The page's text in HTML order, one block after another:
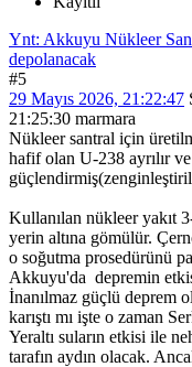
Ynt: Akkuyu Nükleer
depolanacak
#5
29 Mayıs 2026, 21:22:47
21:25:30 marmara
Nükleer santral için
hafif olan U-238 ayrılır ve
Kullanılan nükleer yakıt
yerin altına gömülür.
o soğutma prosedürünü
Akkuyu'da depremin
İnanılmaz güçlü deprem
karıştı mı işte o zaman
Yeraltı suların etkisi ile
tarafın aydın olacak.